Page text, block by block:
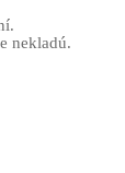
nekladú.